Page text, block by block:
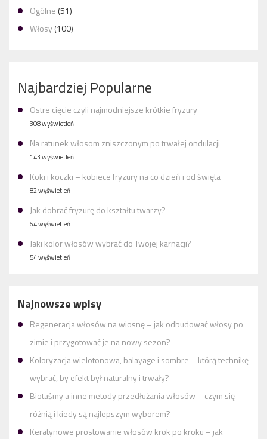
Ogólne (51)
Włosy(100)
Najbardziej Popularne
Ostre cięcie czyli najmodniejsze krótkie fryzury
308 wyświetleń
Na ratunek włosom zniszczonym po trwałej ondulacji
143 wyświetleń
Koki i koczki – kobiece fryzury na co dzień i od święta
82 wyświetleń
Jak dobrać fryzurę do kształtu twarzy?
64 wyświetleń
Jaki kolor włosów wybrać do Twojej karnacji?
54 wyświetleń
Najnowsze wpisy
Regeneracja włosów na wiosnę – jak odbudować włosy po
zimie i przygotować je na nowy sezon?
Koloryzacja wielotonowa, balayage i sombre – którą technikę
wybrać, by efekt był naturalny i trwały?
Biotaśmy a inne metody przedłużania włosów – czym się
różnią i kiedy są najlepszym wyborem?
Keratynowe prostowanie włosów krok po kroku – jak